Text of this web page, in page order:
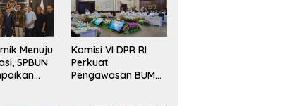
Menuju
SPBUN
Komisi VI DPR RI
Perkuat
Pengawasan BUMN